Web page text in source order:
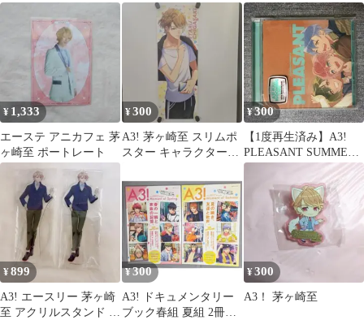
ぐるみ 冬組 高遠丞
レグランス 至
¥ 1,333
エーステ アニカフェ 茅
ヶ崎至 ポートレート
¥300
A3! 茅ヶ崎至 スリムポ
スター キャラクターグ
¥300
【1度再生済み】A3!
PLEASANT SUMMER
EP
¥899
A3! エースリー 茅ヶ崎
至 アクリルスタンド ア
¥300
A3! ドキュメンタリー
ブック春組 夏組 2冊ま
¥300
A3！ 茅ヶ崎至